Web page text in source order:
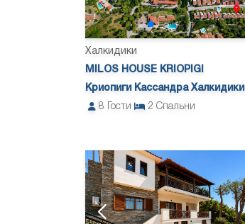
Халкидики
MILOS HOUSE KRIOPIGI
Криопиги Кассандра Халкидики
8
Гости 2 Спальни